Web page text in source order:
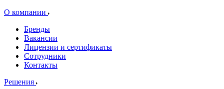
О компании
Бренды
Вакансии
Лицензии и сертификаты
Сотрудники
Контакты
Решения